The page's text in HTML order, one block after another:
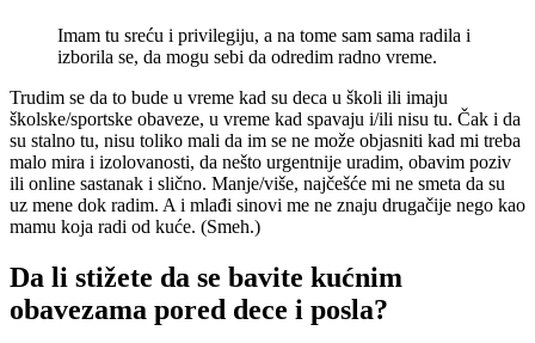
Imam tu sreću i privilegiju, a na tome sam sama radila i
izborila se, da mogu sebi da odredim radno vreme.
Trudim se da to bude u vreme kad su deca u školi ili imaju
školske/sportske obaveze, u vreme kad spavaju i/ili nisu tu. Čak i da
su stalno tu, nisu toliko mali da im se ne može objasniti kad mi treba
malo mira i izolovanosti, da nešto urgentnije uradim, obavim poziv
ili online sastanak i slično. Manje/više, najčešće mi ne smeta da su
uz mene dok radim. A i mlađi sinovi me ne znaju drugačije nego kao
mamu koja radi od kuće. (Smeh.)
Da li stižete da se bavite kućnim
obavezama pored dece i posla?